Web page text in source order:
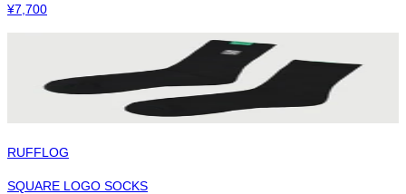
¥7,700
RUFFLOG
SQUARE LOGO SOCKS